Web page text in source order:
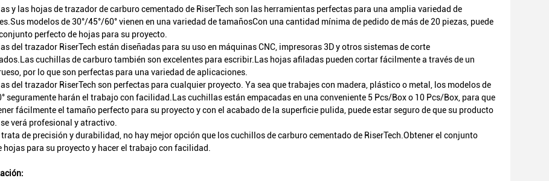
y las hojas de trazador de carburo cementado de RiserTech son las herramientas perfectas para una amplia variedad de
modelos de 30°/45°/60° vienen en una variedad de tamañosCon una cantidad mínima de pedido de más de 20 piezas, puede
perfecto de hojas para su proyecto.
del trazador RiserTech están diseñadas para su uso en máquinas CNC, impresoras 3D y otros sistemas de corte
cuchillas de carburo también son excelentes para escribir.Las hojas afiladas pueden cortar fácilmente a través de un
por lo que son perfectas para una variedad de aplicaciones.
del trazador RiserTech son perfectas para cualquier proyecto. Ya sea que trabajes con madera, plástico o metal, los modelos de
seguramente harán el trabajo con facilidad.Las cuchillas están empacadas en una conveniente 5 Pcs/Box o 10 Pcs/Box, para que
fácilmente el tamaño perfecto para su proyecto y con el acabado de la superficie pulida, puede estar seguro de que su producto
verá profesional y atractivo.
trata de precisión y durabilidad, no hay mejor opción que los cuchillos de carburo cementado de RiserTech.Obtener el conjunto
hojas para su proyecto y hacer el trabajo con facilidad.